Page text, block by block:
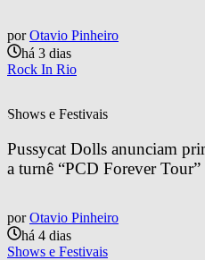
por Otavio Pinheiro
há 3 dias
Rock In Rio
Shows e Festivais
Pussycat Dolls anunciam
a turnê “PCD Forever Tour”
por Otavio Pinheiro
há 4 dias
Shows e Festivais